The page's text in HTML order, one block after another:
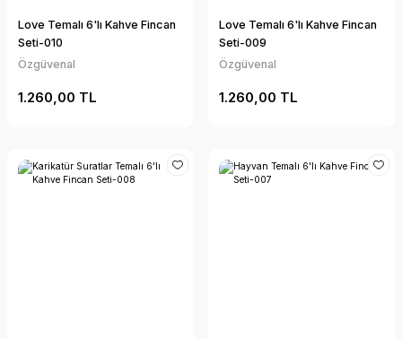
Love Temalı 6'lı Kahve Fincan
Seti-010
Özgüvenal
1.260,00 TL
Love Temalı 6'lı Kahve Fincan
Seti-009
Özgüvenal
1.260,00 TL